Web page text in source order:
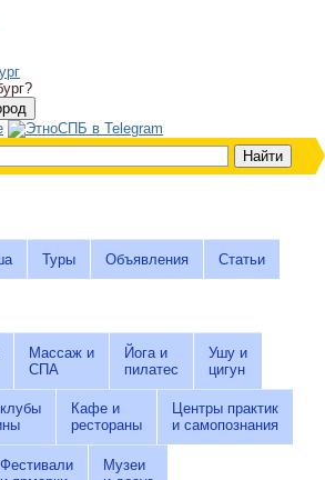
Туры Объявления Статьи
Массаж и
СПА
Йога и
пилатес
Ушу и
цигун
Кафе и
рестораны
Центры практик
и самопознания
Фестивали
Музеи